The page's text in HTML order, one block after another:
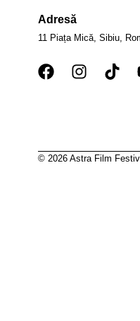
Adresă
11 Piața Mică, Sibiu,
© 2026 Astra Film